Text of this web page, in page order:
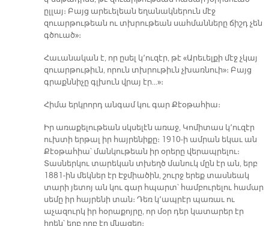
ըլլայ։ Բայց արեւելեան եղանակներուն մէջ
զուարթութեան ու տխրութեան սահմանները ճիշդ չեն
գծուած»։
Հաւանական է, որ ըսել կ՚ուզէր, թէ «Արեւելքի մէջ չկայ
զուարթութիւն, որուն տխրութիւն չխառնուի»։ Բայց
գրաքննիչը գլխուն վրայ էր…»։
Հիմա երկրորդ անգամ կու գար Քէօթահիա։
Իր առաքելութեան սկսելէն առաջ, Կոմիտաս կ՚ուզէր
ուխտի երթալ իր հայրենիքը։ 1910-ի ամրան եկաւ ան
Քէօթահիա՝ մանկութեան իր օրերը վերապրելու։
Տասներկու տարեկան տխեղծ մանուկ մըն էր ան, երբ
1881-ին մեկներ էր Էջմիածին, շուրջ երեք տասնեակ
տարի յետոյ ան կու գար հպարտ՝ համբուրելու համար
սեմը իր հայրենի տան։ Դեռ կ՚ապրէր պառաւ ու
աչազուրկ իր հօրաքոյրը, որ մօր դեր կատարեր էր
իրեն՝ երբ որբ էր մնացեր։